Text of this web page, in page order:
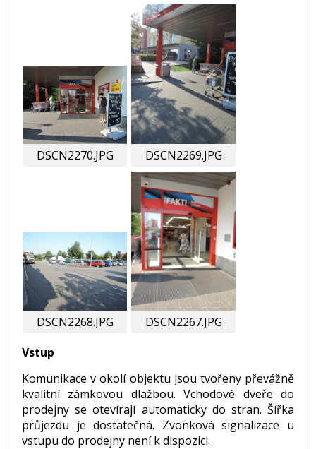
DSCN2270.JPG DSCN2269.JPG
DSCN2268.JPG
DSCN2267.JPG
Vstup
Komunikace v okolí objektu jsou tvořeny převážně
kvalitní zámkovou dlažbou. Vchodové dveře do
prodejny se otevírají automaticky do stran. Šířka
průjezdu je dostatečná. Zvonková signalizace u
vstupu do prodejny není k dispozici.